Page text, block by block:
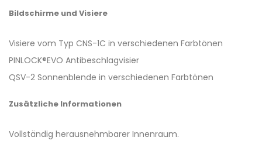
Bildschirme und Visiere
Visiere vom Typ CNS-1C in verschiedenen Farbtönen
PINLOCK®EVO Antibeschlagvisier
QSV-2 Sonnenblende in verschiedenen Farbtönen
Zusätzliche Informationen
Vollständig herausnehmbarer Innenraum.